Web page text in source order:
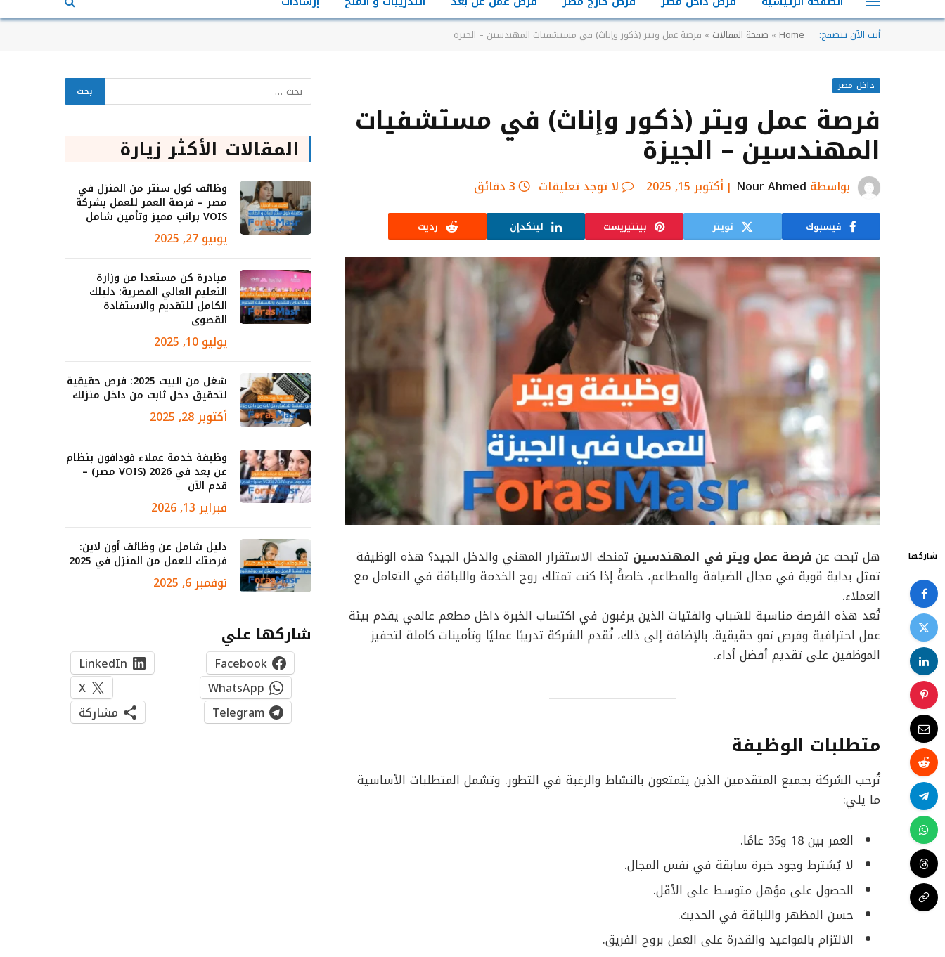
أنت الآن تتصفح: Home
» صفحة المقالات » فرصة عمل ويتر (ذكور وإناث) في مستشفيات المهندسين – الجيزة
داخل مصر
فرصة عمل ويتر (ذكور وإناث) في مستشفيات
المهندسين – الجيزة
بواسطة Nour Ahmed أكتوبر 15, 2025 لا توجد تعليقات 3 دقائق
فيسبوك تويتر بينتيريست لينكدإن رديت
شاركها هل تبحث عن فرصة عمل ويتر في المهندسين تمنحك الاستقرار المهني والدخل الجيد؟ هذه الوظيفة
تمثل بداية قوية في مجال الضيافة والمطاعم، خاصةً إذا كنت تمتلك روح الخدمة واللباقة في التعامل مع
العملاء.
تُعد هذه الفرصة مناسبة للشباب والفتيات الذين يرغبون في اكتساب الخبرة داخل مطعم عالمي يقدم بيئة
عمل احترافية وفرص نمو حقيقية. بالإضافة إلى ذلك، تُقدم الشركة تدريبًا عمليًا وتأمينات كاملة لتحفيز
الموظفين على تقديم أفضل أداء.
متطلبات الوظيفة
تُرحب الشركة بجميع المتقدمين الذين يتمتعون بالنشاط والرغبة في التطور. وتشمل المتطلبات الأساسية
ما يلي:
العمر بين 18 و35 عامًا.
لا يُشترط وجود خبرة سابقة في نفس المجال.
الحصول على مؤهل متوسط على الأقل.
حسن المظهر واللباقة في الحديث.
الالتزام بالمواعيد والقدرة على العمل بروح الفريق.
المقالات الأكثر زيارة
وظائف كول سنتر من المنزل في
مصر – فرصة العمر للعمل بشركة
VOIS براتب مميز وتأمين شامل
يونيو 27, 2025
مبادرة كن مستعدا من وزارة
التعليم العالي المصرية: دليلك
الكامل للتقديم والاستفادة
القصوى
يوليو 10, 2025
شغل من البيت 2025: فرص حقيقية
لتحقيق دخل ثابت من داخل منزلك
أكتوبر 28, 2025
وظيفة خدمة عملاء فودافون بنظام
عن بعد في 2026 (VOIS مصر) –
قدم الآن
فبراير 13, 2026
دليل شامل عن وظائف أون لاين:
فرصتك للعمل من المنزل في 2025
نوفمبر 6, 2025
شاركها علي
Facebook
LinkedIn
WhatsApp
X
Telegram
مشاركة